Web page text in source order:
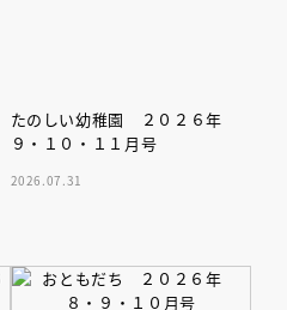
たのしい幼稚園 ２０２６年
９・１０・１１月号
2026.07.31